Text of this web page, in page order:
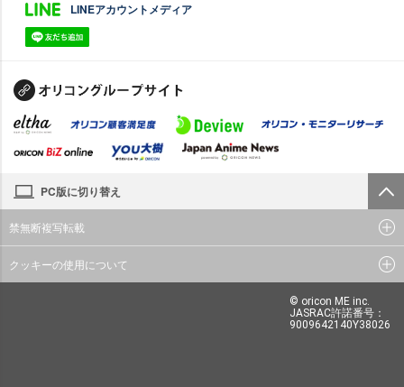
LINEアカウントメディア
PC版に切り替え
禁無断複写転載
クッキーの使用について
© oricon ME inc.
JASRAC許諾番号：
9009642140Y38026